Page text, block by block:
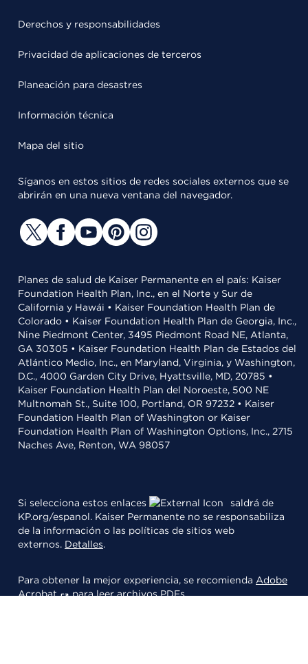
Derechos y responsabilidades
Privacidad de aplicaciones de terceros
Planeación para desastres
Información técnica
Mapa del sitio
Síganos en estos sitios de redes sociales externos que se
abrirán en una nueva ventana del navegador.
Planes de salud de Kaiser Permanente en el país: Kaiser
Foundation Health Plan, Inc., en el Norte y Sur de
California y Hawái • Kaiser Foundation Health Plan de
Colorado • Kaiser Foundation Health Plan de Georgia, Inc.,
Nine Piedmont Center, 3495 Piedmont Road NE, Atlanta,
GA 30305 • Kaiser Foundation Health Plan de Estados del
Atlántico Medio, Inc., en Maryland, Virginia, y Washington,
D.C., 4000 Garden City Drive, Hyattsville, MD, 20785 •
Kaiser Foundation Health Plan del Noroeste, 500 NE
Multnomah St., Suite 100, Portland, OR 97232 • Kaiser
Foundation Health Plan of Washington or Kaiser
Foundation Health Plan of Washington Options, Inc., 2715
Naches Ave, Renton, WA 98057
Si selecciona estos enlaces
saldrá de
KP.org/espanol. Kaiser Permanente no se responsabiliza
de la información o las políticas de sitios web
externos. Detalles.
Para obtener la mejor experiencia, se recomienda Adobe
Acrobat
para leer archivos PDFs.